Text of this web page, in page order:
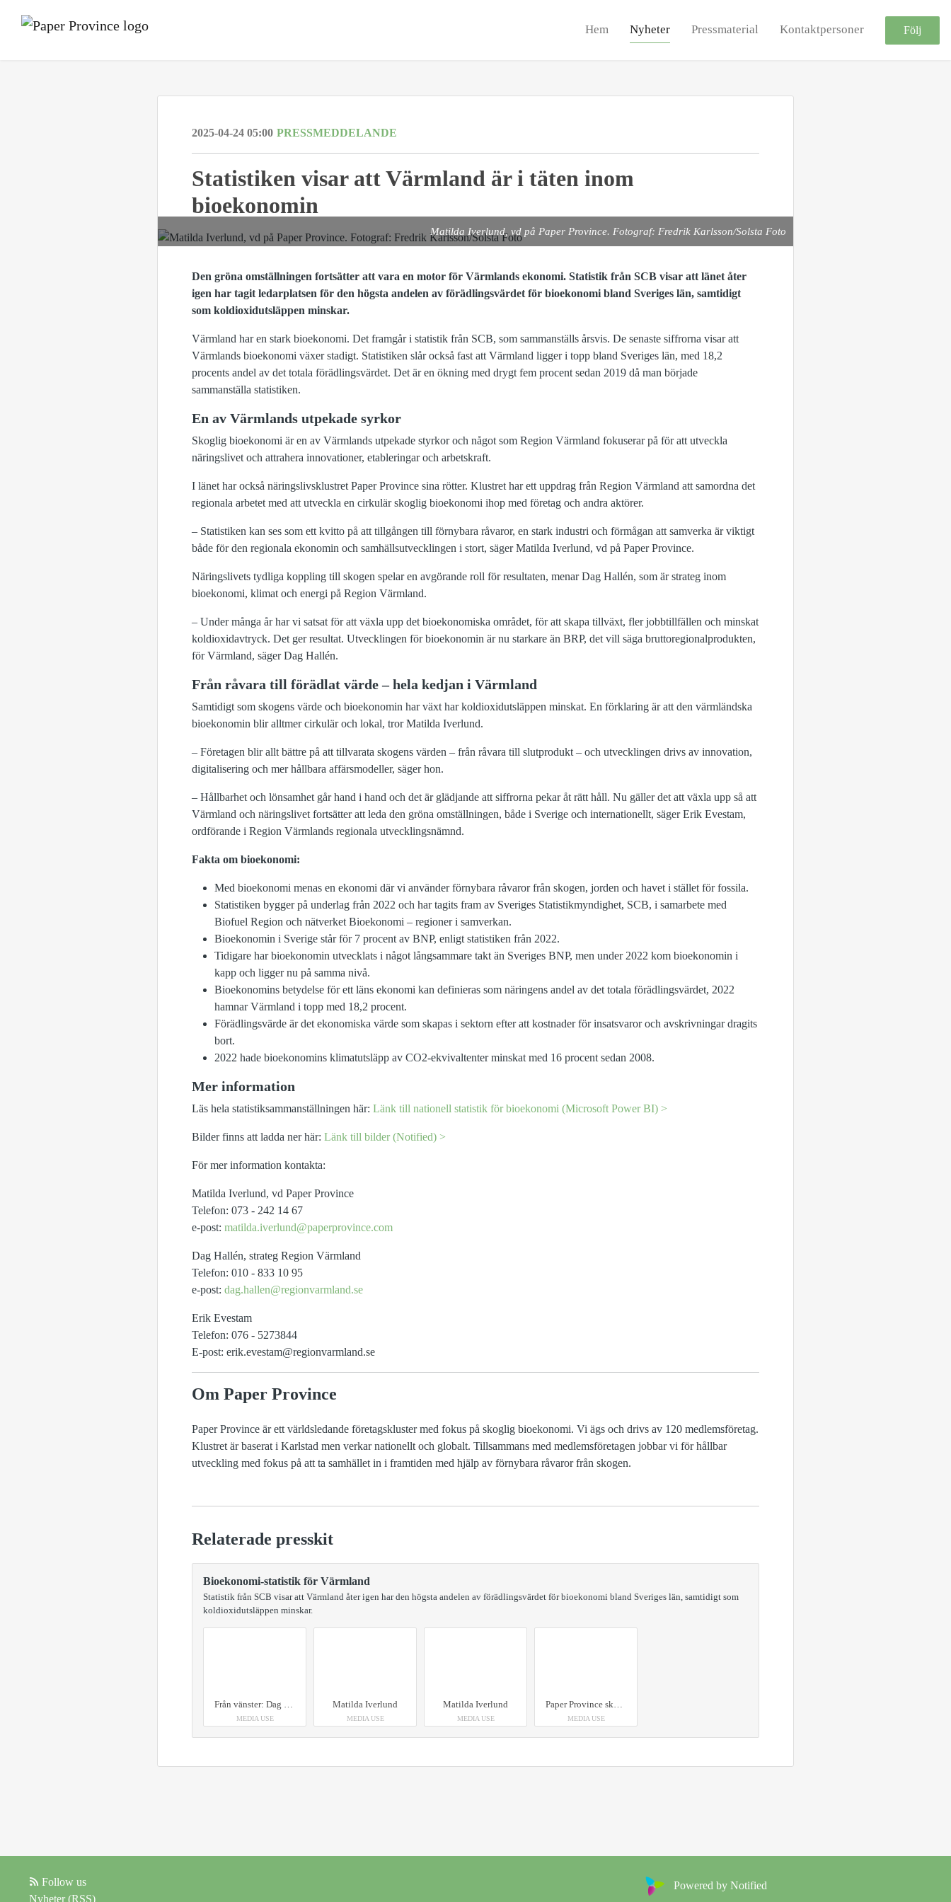
Hem Nyheter Pressmaterial Kontaktpersoner Följ
2025-04-24 05:00 PRESSMEDDELANDE
Statistiken visar att Värmland är i täten inom
bioekonomin
Matilda Iverlund, vd på Paper Province. Fotograf: Fredrik Karlsson/Solsta Foto
Den gröna omställningen fortsätter att vara en motor för Värmlands ekonomi. Statistik från SCB visar att länet åter
igen har tagit ledarplatsen för den högsta andelen av förädlingsvärdet för bioekonomi bland Sveriges län, samtidigt
som koldioxidutsläppen minskar.
Värmland har en stark bioekonomi. Det framgår i statistik från SCB, som sammanställs årsvis. De senaste siffrorna visar att
Värmlands bioekonomi växer stadigt. Statistiken slår också fast att Värmland ligger i topp bland Sveriges län, med 18,2
procents andel av det totala förädlingsvärdet. Det är en ökning med drygt fem procent sedan 2019 då man började
sammanställa statistiken.
En av Värmlands utpekade syrkor
Skoglig bioekonomi är en av Värmlands utpekade styrkor och något som Region Värmland fokuserar på för att utveckla
näringslivet och attrahera innovationer, etableringar och arbetskraft.
I länet har också näringslivsklustret Paper Province sina rötter. Klustret har ett uppdrag från Region Värmland att samordna det
regionala arbetet med att utveckla en cirkulär skoglig bioekonomi ihop med företag och andra aktörer.
– Statistiken kan ses som ett kvitto på att tillgången till förnybara råvaror, en stark industri och förmågan att samverka är viktigt
både för den regionala ekonomin och samhällsutvecklingen i stort, säger Matilda Iverlund, vd på Paper Province.
Näringslivets tydliga koppling till skogen spelar en avgörande roll för resultaten, menar Dag Hallén, som är strateg inom
bioekonomi, klimat och energi på Region Värmland.
– Under många år har vi satsat för att växla upp det bioekonomiska området, för att skapa tillväxt, fler jobbtillfällen och minskat
koldioxidavtryck. Det ger resultat. Utvecklingen för bioekonomin är nu starkare än BRP, det vill säga bruttoregionalprodukten,
för Värmland, säger Dag Hallén.
Från råvara till förädlat värde – hela kedjan i Värmland
Samtidigt som skogens värde och bioekonomin har växt har koldioxidutsläppen minskat. En förklaring är att den värmländska
bioekonomin blir alltmer cirkulär och lokal, tror Matilda Iverlund.
– Företagen blir allt bättre på att tillvarata skogens värden – från råvara till slutprodukt – och utvecklingen drivs av innovation,
digitalisering och mer hållbara affärsmodeller, säger hon.
– Hållbarhet och lönsamhet går hand i hand och det är glädjande att siffrorna pekar åt rätt håll. Nu gäller det att växla upp så att
Värmland och näringslivet fortsätter att leda den gröna omställningen, både i Sverige och internationellt, säger Erik Evestam,
ordförande i Region Värmlands regionala utvecklingsnämnd.
Fakta om bioekonomi:
Med bioekonomi menas en ekonomi där vi använder förnybara råvaror från skogen, jorden och havet i stället för fossila.
Statistiken bygger på underlag från 2022 och har tagits fram av Sveriges Statistikmyndighet, SCB, i samarbete med
Biofuel Region och nätverket Bioekonomi – regioner i samverkan.
Bioekonomin i Sverige står för 7 procent av BNP, enligt statistiken från 2022.
Tidigare har bioekonomin utvecklats i något långsammare takt än Sveriges BNP, men under 2022 kom bioekonomin i
kapp och ligger nu på samma nivå.
Bioekonomins betydelse för ett läns ekonomi kan definieras som näringens andel av det totala förädlingsvärdet, 2022
hamnar Värmland i topp med 18,2 procent.
Förädlingsvärde är det ekonomiska värde som skapas i sektorn efter att kostnader för insatsvaror och avskrivningar dragits
bort.
2022 hade bioekonomins klimatutsläpp av CO2-ekvivaltenter minskat med 16 procent sedan 2008.
Mer information
Läs hela statistiksammanställningen här: Länk till nationell statistik för bioekonomi (Microsoft Power BI) >
Bilder finns att ladda ner här: Länk till bilder (Notified) >
För mer information kontakta:
Matilda Iverlund, vd Paper Province
Telefon: 073 - 242 14 67
e-post: matilda.iverlund@paperprovince.com
Dag Hallén, strateg Region Värmland
Telefon: 010 - 833 10 95
e-post: dag.hallen@regionvarmland.se
Erik Evestam
Telefon: 076 - 5273844
E-post: erik.evestam@regionvarmland.se
Om Paper Province
Paper Province är ett världsledande företagskluster med fokus på skoglig bioekonomi. Vi ägs och drivs av 120 medlemsföretag.
Klustret är baserat i Karlstad men verkar nationellt och globalt. Tillsammans med medlemsföretagen jobbar vi för hållbar
utveckling med fokus på att ta samhället in i framtiden med hjälp av förnybara råvaror från skogen.
Relaterade presskit
Bioekonomi-statistik för Värmland
Statistik från SCB visar att Värmland åter igen har den högsta andelen av förädlingsvärdet för bioekonomi bland Sveriges län, samtidigt som
koldioxidutsläppen minskar.
Från vänster: Dag Hallén (Region Värmland), Matilda Iverlund (Paper Province) och Erik Evestam (Region Värmland)
MEDIA USE
Matilda Iverlund
MEDIA USE
Matilda Iverlund
MEDIA USE
Paper Province skylt, 3D-printrad av trämaterial, på ett träd i skogen
MEDIA USE
Follow us
Nyheter (RSS)
Powered by Notified